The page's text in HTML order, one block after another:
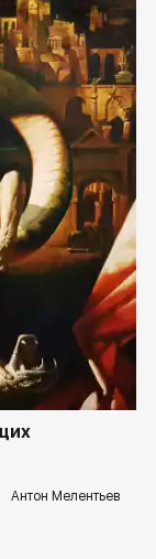
Антон Мелентьев